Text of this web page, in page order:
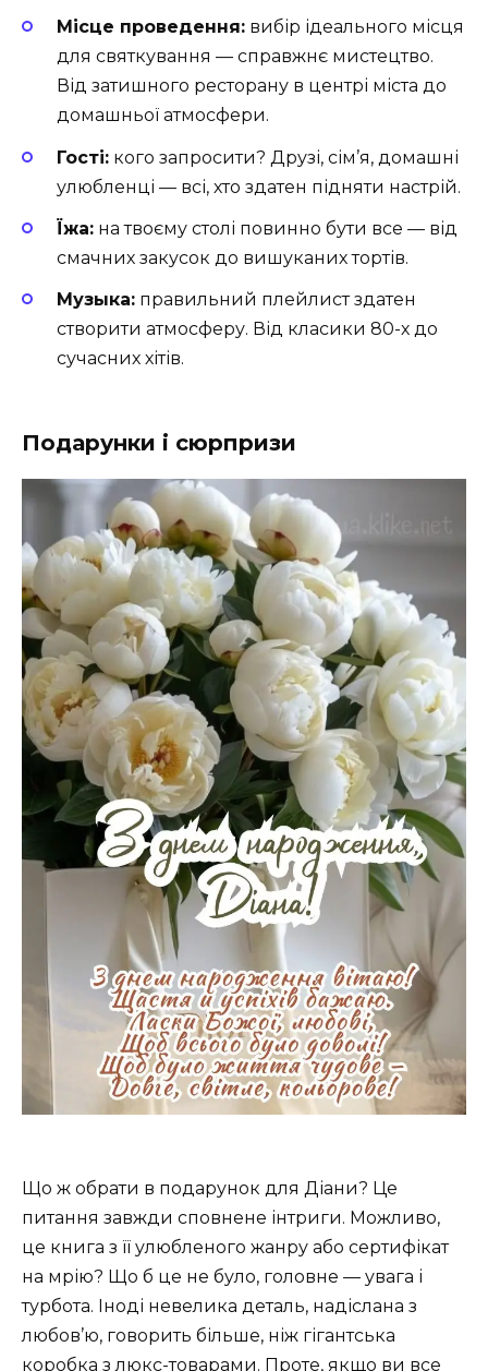
Місце проведення: вибір ідеального місця
для святкування — справжнє мистецтво.
Від затишного ресторану в центрі міста до
домашньої атмосфери.
Гості: кого запросити? Друзі, сім’я, домашні
улюбленці — всі, хто здатен підняти настрій.
Їжа: на твоєму столі повинно бути все — від
смачних закусок до вишуканих тортів.
Музыка: правильний плейлист здатен
створити атмосферу. Від класики 80-х до
сучасних хітів.
Подарунки і сюрпризи
Що ж обрати в подарунок для Діани? Це
питання завжди сповнене інтриги. Можливо,
це книга з її улюбленого жанру або сертифікат
на мрію? Що б це не було, головне — увага і
турбота. Іноді невелика деталь, надіслана з
любов’ю, говорить більше, ніж гігантська
коробка з люкс-товарами. Проте, якщо ви все